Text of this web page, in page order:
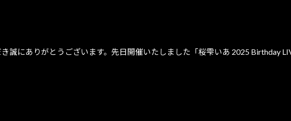
誠にありがとうございます。先日開催いたしました「桜雫いあ 2025 Birthday